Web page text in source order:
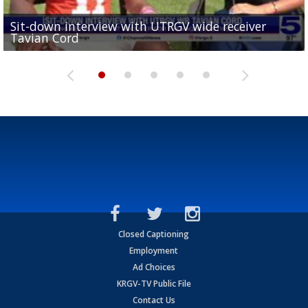
Sit-down interview with UTRGV wide receiver
Tavian Cord
Two-a-Day Tour 2026: Raymondville Bearkats
Two-a-Day Tour 2026: Port Isabel Tarpons
UTRGV football ranks fourth in SLC preseason poll
and receiving votes in...
Two-a-Day Tour 2026: Santa Rosa Warriors
Closed Captioning
Employment
Ad Choices
KRGV-TV Public File
Contact Us